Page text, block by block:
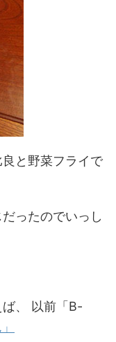
と野菜フライで
ったのでいっし
、 以前「B-